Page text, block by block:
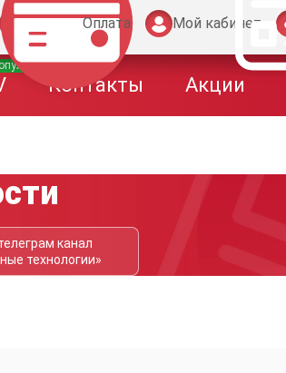
Оплата Мой кабинет
Контакты Акции
канал
технологии»